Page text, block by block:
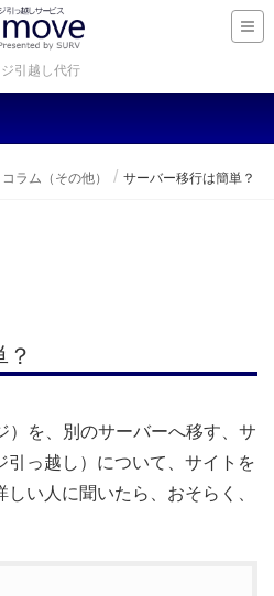
引越し代行
コラム（その他） サーバー移行は簡単？
）を、別のサーバーへ移す、サ
引っ越し）について、サイトを
い人に聞いたら、おそらく、